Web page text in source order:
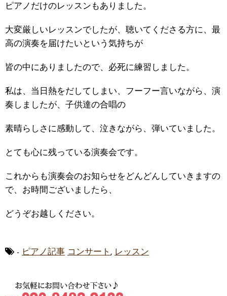
ピアノだけのレッスンもありました。
大変厳しいレッスンでしたが、聴いてくださる方に、最
高の演奏を届けたいという気持ちが
皆の中にありましたので、必死に練習しました。
私は、当日熱をだしてしまい、フーフー言いながら、演
奏しましたが、子供達の合唱の
素晴らしさに感動して、泣きながら、弾いていました。
とても心に残っている演奏会です。
これからも演奏会のお知らせをどんどんしていきますの
で、お時間ございましたら、
どうぞお越しください。
- ピアノ記事 コンサート , レッスン